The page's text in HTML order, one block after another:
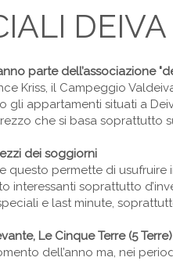
parte dell’associazione
Kriss, il Campeggio
appartamenti situati a
che si basa soprattutto
dei soggiorni
permette di usufruire
soprattutto
e last minute,
Le Cinque Terre (5
dell’anno ma, nei